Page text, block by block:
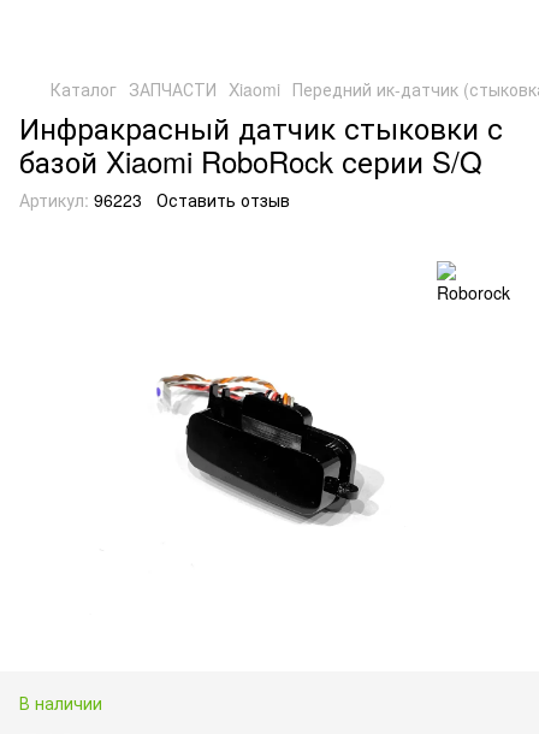
Каталог ЗАПЧАСТИ Xiaomi Передний ик-датчик
Инфракрасный датчик стыковки с
базой Xiaomi RoboRock серии S/Q
Артикул: 96223 Оставить отзыв
В наличии